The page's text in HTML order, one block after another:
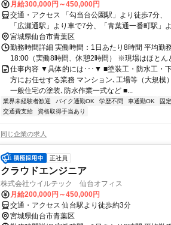
月給300,000円～450,000円
交通・アクセス 「勾当台公園駅」より徒歩7分、
「広瀬通駅」より車で7分、「青葉通一番町駅」
台駅」より車で10分
宮城県仙台市青葉区
勤務時間詳細 実働時間：1日あたり8時間 平均勤
18:00（実働8時間、休憩2時間） ※現場はほとん
仕事内容 ▼具体的には･･･▼ ■塗装工・防水工・
方にお任せする業務 マンション､工場等（大規模
一般住宅の塗装､防水作業一式など ■...
業界未経験者歓迎 バイク通勤OK 学歴不問 車通勤OK 固
交通費支給
資格取得手当あり
同じ企業の求人
正社員
クラウドエンジニア
株式会社ウイルテック 仙台オフィス
月給200,000円～450,000円
交通・アクセス 仙台駅より徒歩約3分
宮城県仙台市青葉区